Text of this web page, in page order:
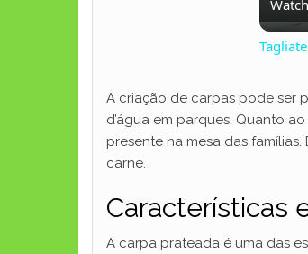
A criação de carpas pode ser
d’água em parques. Quanto
presente na mesa das
carne.
Características
A carpa prateada é uma das